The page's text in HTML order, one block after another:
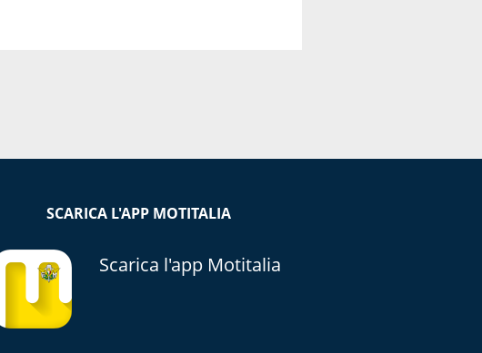
SCARICA L'APP MOTITALIA
Scarica l'app Motitalia